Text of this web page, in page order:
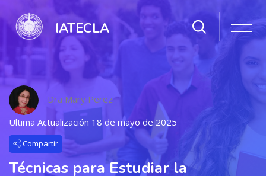
IATECLA
Dra Mary Perez
Ultima Actualización 18 de mayo de 2025
Compartir
Técnicas para Estudiar la